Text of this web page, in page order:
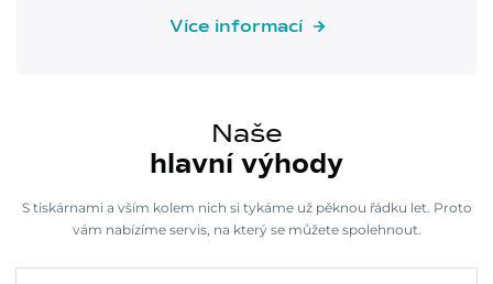
Více informací
Naše
hlavní výhody
S tiskárnami a vším kolem nich si tykáme už pěknou řádku let. Proto
vám nabízíme servis, na který se můžete spolehnout.